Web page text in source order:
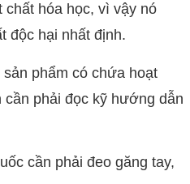
chất hóa học, vì vậy nó
độc hại nhất định.
phẩm có chứa hoạt
phải đọc kỹ hướng dẫn
cần phải đeo găng tay,